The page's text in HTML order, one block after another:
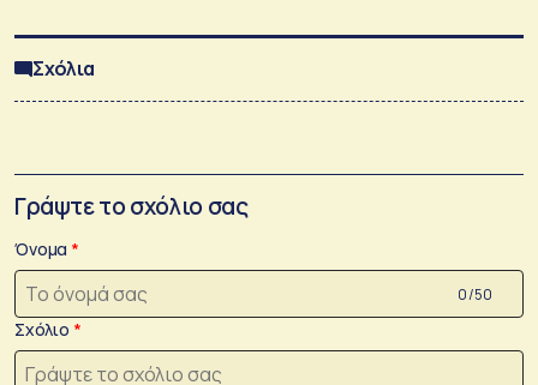
Σχόλια
Γράψτε το σχόλιο σας
Όνομα
0 /50
Σχόλιο